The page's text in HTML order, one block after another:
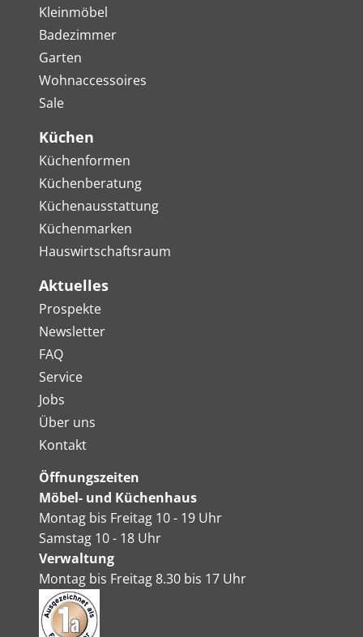
Kleinmöbel
Badezimmer
Garten
Wohnaccessoires
Sale
Küchen
Küchenformen
Küchenberatung
Küchenausstattung
Küchenmarken
Hauswirtschaftsraum
Aktuelles
Prospekte
Newsletter
FAQ
Service
Jobs
Über uns
Kontakt
Öffnungszeiten
Möbel- und Küchenhaus
Montag bis Freitag 10 - 19 Uhr
Samstag 10 - 18 Uhr
Verwaltung
Montag bis Freitag 8.30 bis 17 Uhr